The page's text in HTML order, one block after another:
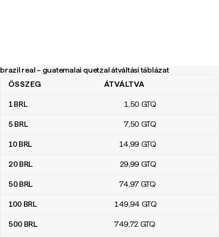
brazil real – guatemalai quetzal átváltási táblázat
brazil real – guatemalai quetzal átváltási táblázat
ÖSSZEG ÁTVÁLTVA
1BRL 1,50 GTQ
5 BRL 7,50 GTQ
10 BRL 14,99 GTQ
20 BRL 29,99 GTQ
50 BRL 74,97 GTQ
100 BRL 149,94 GTQ
500 BRL 749,72 GTQ